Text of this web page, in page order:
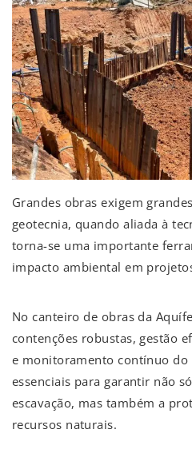
Grandes obras exigem
geotecnia, quando aliada à
torna-se uma importante
impacto ambiental em
No canteiro de obras da
contenções robustas, gestão
e monitoramento contínuo do
essenciais para garantir não
escavação, mas também a
recursos naturais.